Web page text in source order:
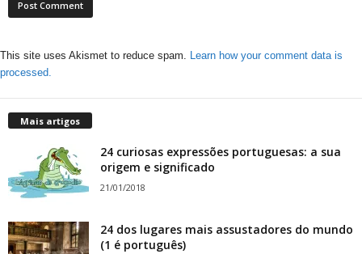
This site uses Akismet to reduce spam. Learn how your comment data is
processed.
Mais artigos
24 curiosas expressões portuguesas: a sua
origem e significado
21/01/2018
24 dos lugares mais assustadores do mundo
(1 é português)